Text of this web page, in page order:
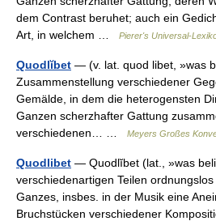
dem Contrast beruhet; auch ein
Art, in welchem …
Pierer's Universal-
Quodlĭbet — (v. lat. quod libet, »was
Zusammenstellung verschiedener
Gemälde, in dem die heterogensten
Ganzen scherzhafter Gattung
verschiedenen… …
Meyers Großes
Quodlibet — Quodlĭbet (lat., »was
verschiedenartigen Teilen
Ganzes, insbes. in der Musik eine
Bruchstücken verschiedener